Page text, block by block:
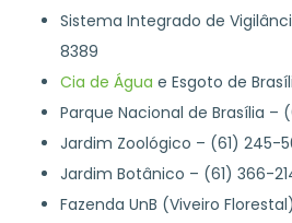
Sistema Integrado de
8389
Cia de Água e Esgoto de
Parque Nacional de Brasília –
Jardim Zoológico – (61) 245-
Jardim Botânico – (61) 366-
Fazenda UnB (Viveiro